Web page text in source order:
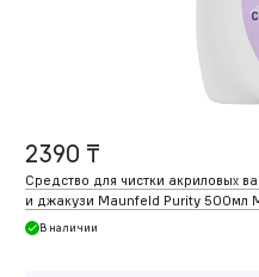
2390 ₸
Средство для чистки акриловых
и джакузи Maunfeld Purity 500мл
В наличии